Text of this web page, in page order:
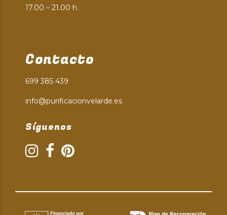
17.00 – 21.00 h.
Contacto
699 385 439
info@purificacionvelarde.es
Síguenos